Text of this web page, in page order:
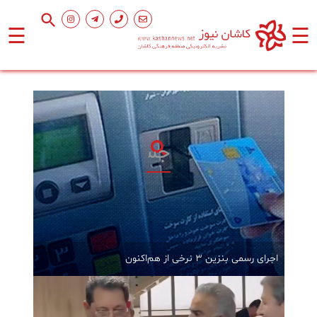
☰ ☰
اصلی
فرهنگ
ورزشی
زیست
اجرای رسمی بنزین ۳ نرخی از هم‌اکنون